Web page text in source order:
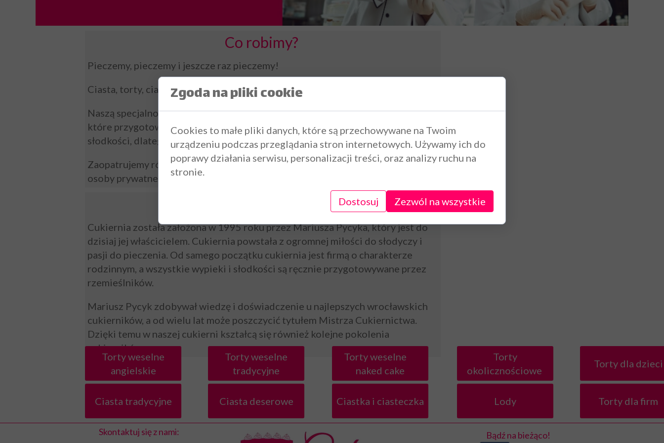
Bądź na bieżąco!
Skontaktuj się z nami:
Ciasta deserowe
Ciasta tradycyjne
Torty weselne
tradycyjne
Torty weselne
naked cake
Torty
okolicznościowe
Torty dla dzieci
Lody Torty dla firm
Ciastka i ciasteczka
Torty weselne
angielskie
Cukiernia została założona w 1995 roku przez Mariusza Pycyka, który jest do
dzisiaj jej właścicielem. Cukiernia powstała z ogromnej miłości do słodyczy i
pasji do pieczenia. Od samego początku cukiernia jest firmą o charakterze
rodzinnym, a wszystkie wypieki i słodkości są ręcznie przygotowywane przez
rzemieślników.
Mariusz Pycyk zdobywał wiedzę i doświadczenie u najlepszych wrocławskich
cukierników, a od wielu lat może poszczycić tytułem Mistrza Cukiernictwa.
Dzięki temu w naszej cukierni kształcą się również kolejne pokolenia
cukierników.
Co robimy?
Pieczemy, pieczemy i jeszcze raz pieczemy!
Ciasta, torty, ciastka i ciasteczka, a od niedawna robimy nawet lody!
Naszą specjalnością są wyśmienite ciasta tradycyjne i deserowe oraz torty,
które przygotowujemy na przeróżne okazje. Oferujemy szeroki wybór
słodkości, dlatego każdy znajdzie u nas coś dla siebie i najbliższych.
Zaopatrujemy również restauracje, sale weselne, hotele i sklepy. Obsługujemy
osoby prywatne, firmy i instytucje.
Torty okolicznościowe
Zgoda na pliki cookie
Cookies to małe pliki danych, które są przechowywane na Twoim
urządzeniu podczas przeglądania stron internetowych. Używamy ich do
poprawy działania serwisu, personalizacji treści, oraz analizy ruchu na
stronie.
Dostosuj Zezwól na wszystkie